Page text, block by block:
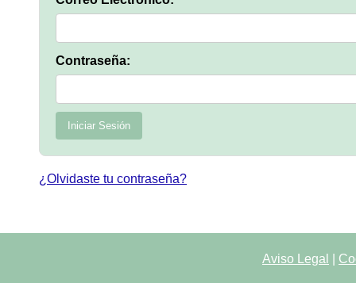
Contraseña:
Iniciar Sesión
¿Olvidaste tu contraseña?
Aviso Legal